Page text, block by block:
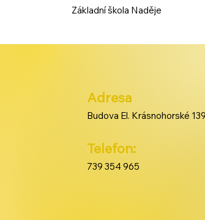
Základní škola Naděje
Adresa
Budova El. Krásnohorské
Telefon:
739 354 965